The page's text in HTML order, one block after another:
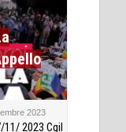
2023
2023 Cgil